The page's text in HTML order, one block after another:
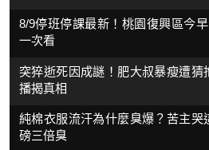
8/9停班停課最新！桃園復興區今
一次看
突猝逝死因成謎！肥大叔暴瘦遭
播揭真相
純棉衣服流汗為什麼臭爆？苦主
磅三倍臭